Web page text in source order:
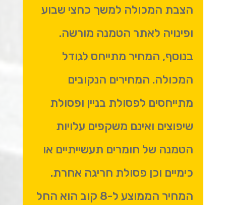
הצבת המכולה למשך כחצי שבוע
ופינויה לאתר הטמנה מורשה.
בנוסף, המחיר מתייחס לגודל
המכולה. המחירים הנקובים
מתייחסים לפסולת בניין ופסולת
שיפוצים ואינם משקפים עלויות
הטמנה של חומרים תעשייתיים או
כימיים וכן פסולת חריגה אחרת.
המחיר הממוצע ל-8 קוב הוא החל